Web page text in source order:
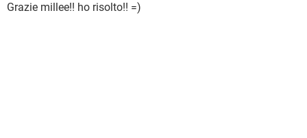
Grazie millee!! ho risolto!! =)